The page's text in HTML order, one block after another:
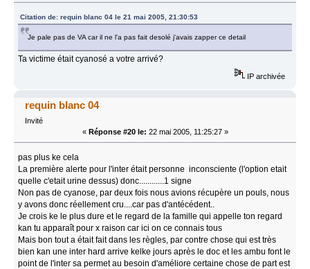
Citation de: requin blanc 04 le 21 mai 2005, 21:30:53
Je pale pas de VA car il ne l'a pas fait desolé j'avais zapper ce detail
Ta victime était cyanosé a votre arrivé?
IP archivée
requin blanc 04
Invité
« Réponse #20 le: 22 mai 2005, 11:25:27 »
pas plus ke cela
La première alerte pour l'inter était personne inconsciente (l'option etait
quelle c'etait urine dessus) donc............1 signe
Non pas de cyanose, par deux fois nous avions récupère un pouls, nous
y avons donc réellement cru....car pas d'antécédent..
Je crois ke le plus dure et le regard de la famille qui appelle ton regard
kan tu apparaît pour x raison car ici on ce connais tous
Mais bon tout a était fait dans les règles, par contre chose qui est très
bien kan une inter hard arrive kelke jours après le doc et les ambu font le
point de l'inter sa permet au besoin d'améliore certaine chose de part est